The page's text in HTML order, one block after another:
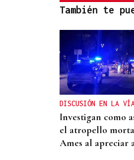
También te
DISCUSIÓN EN LA
Investigan como
el atropello
Ames al apreciar